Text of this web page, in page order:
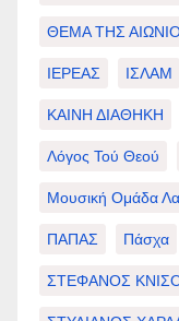
ΘΕΜΑ ΤΗΣ
ΙΕΡΕΑΣ ΙΣΛΑΜ
ΚΑΙΝΗ ΔΙΑΘΗΚΗ
Λόγος Τού Θεού
Μουσική Ομάδα
ΠΑΠΑΣ Πάσχα
ΣΤΕΦΑΝΟΣ